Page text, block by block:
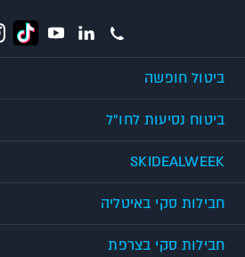
ביטול חופשה
ביטוח נסיעות לחו"ל
SKIDEALWEEK
חבילות סקי באיטליה
חבילות סקי בצרפת